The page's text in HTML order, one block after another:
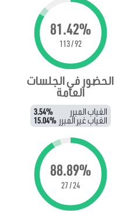
81.42%
92 / 113
الحضور في الجلسات
العامة
الغياب المبرر 3.54%
الغياب غير المبرر 15.04%
88.89%
24 / 27